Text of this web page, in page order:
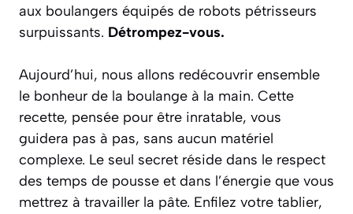
aux boulangers équipés de robots pétrisseurs
surpuissants. Détrompez-vous.
Aujourd’hui, nous allons redécouvrir ensemble
le bonheur de la boulange à la main. Cette
recette, pensée pour être inratable, vous
guidera pas à pas, sans aucun matériel
complexe. Le seul secret réside dans le respect
des temps de pousse et dans l’énergie que vous
mettrez à travailler la pâte. Enfilez votre tablier,